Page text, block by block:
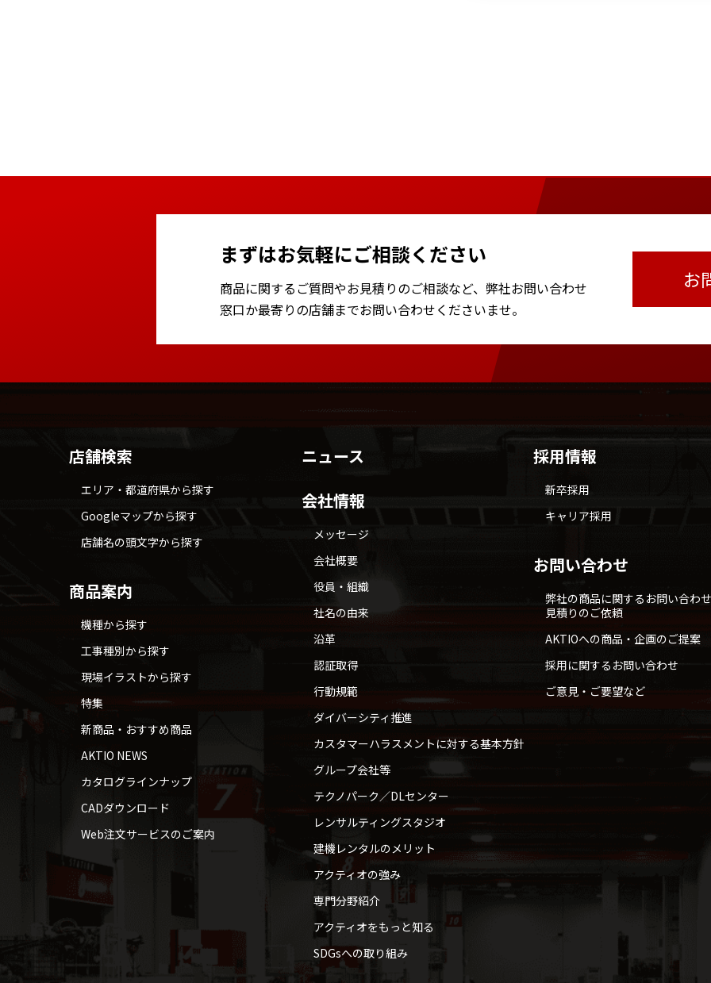
まずはお気軽にご相談ください
商品に関するご質問やお見積りのご相談など、 弊社お問い合わせ
窓口か最寄りの店舗までお問い合わせくださいませ。
お
店舗検索
エリア・都道府県から探す
Googleマップから探す
店舗名の頭文字から探す
商品案内
機種から探す
工事種別から探す
現場イラストから探す
特集
新商品・おすすめ商品
AKTIO NEWS
カタログラインナップ
CADダウンロード
Web注文サービスのご案内
ニュース
会社情報
メッセージ
会社概要
役員・組織
社名の由来
沿革
認証取得
行動規範
ダイバーシティ推進
カスタマーハラスメントに対する基本方針
グループ会社等
テクノパーク／DLセンター
レンサルティングスタジオ
建機レンタルのメリット
アクティオの強み
専門分野紹介
アクティオをもっと知る
SDGsへの取り組み
採用情報
新卒採用
キャリア採用
お問い合わせ
弊社の商品に関するお問い合わ
見積りのご依頼
AKTIOへの商品・企画のご提案
採用に関するお問い合わせ
ご意見・ご要望など